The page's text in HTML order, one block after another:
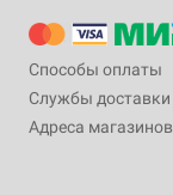
Способы оплаты
Службы доставки
Адреса магазинов